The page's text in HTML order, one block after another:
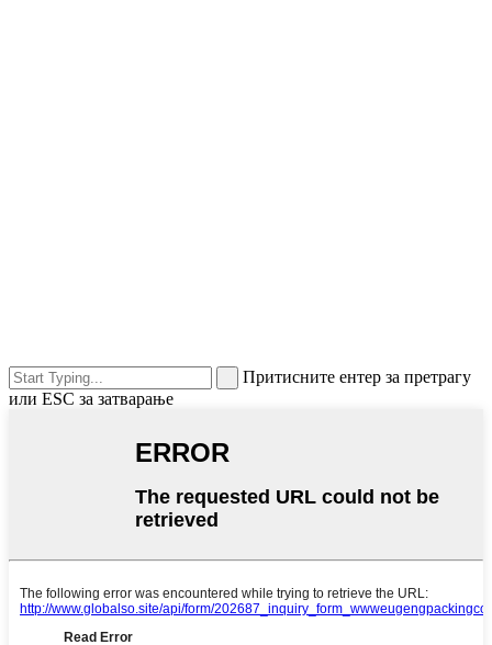
Притисните ентер за претрагу
или ESC за затварање